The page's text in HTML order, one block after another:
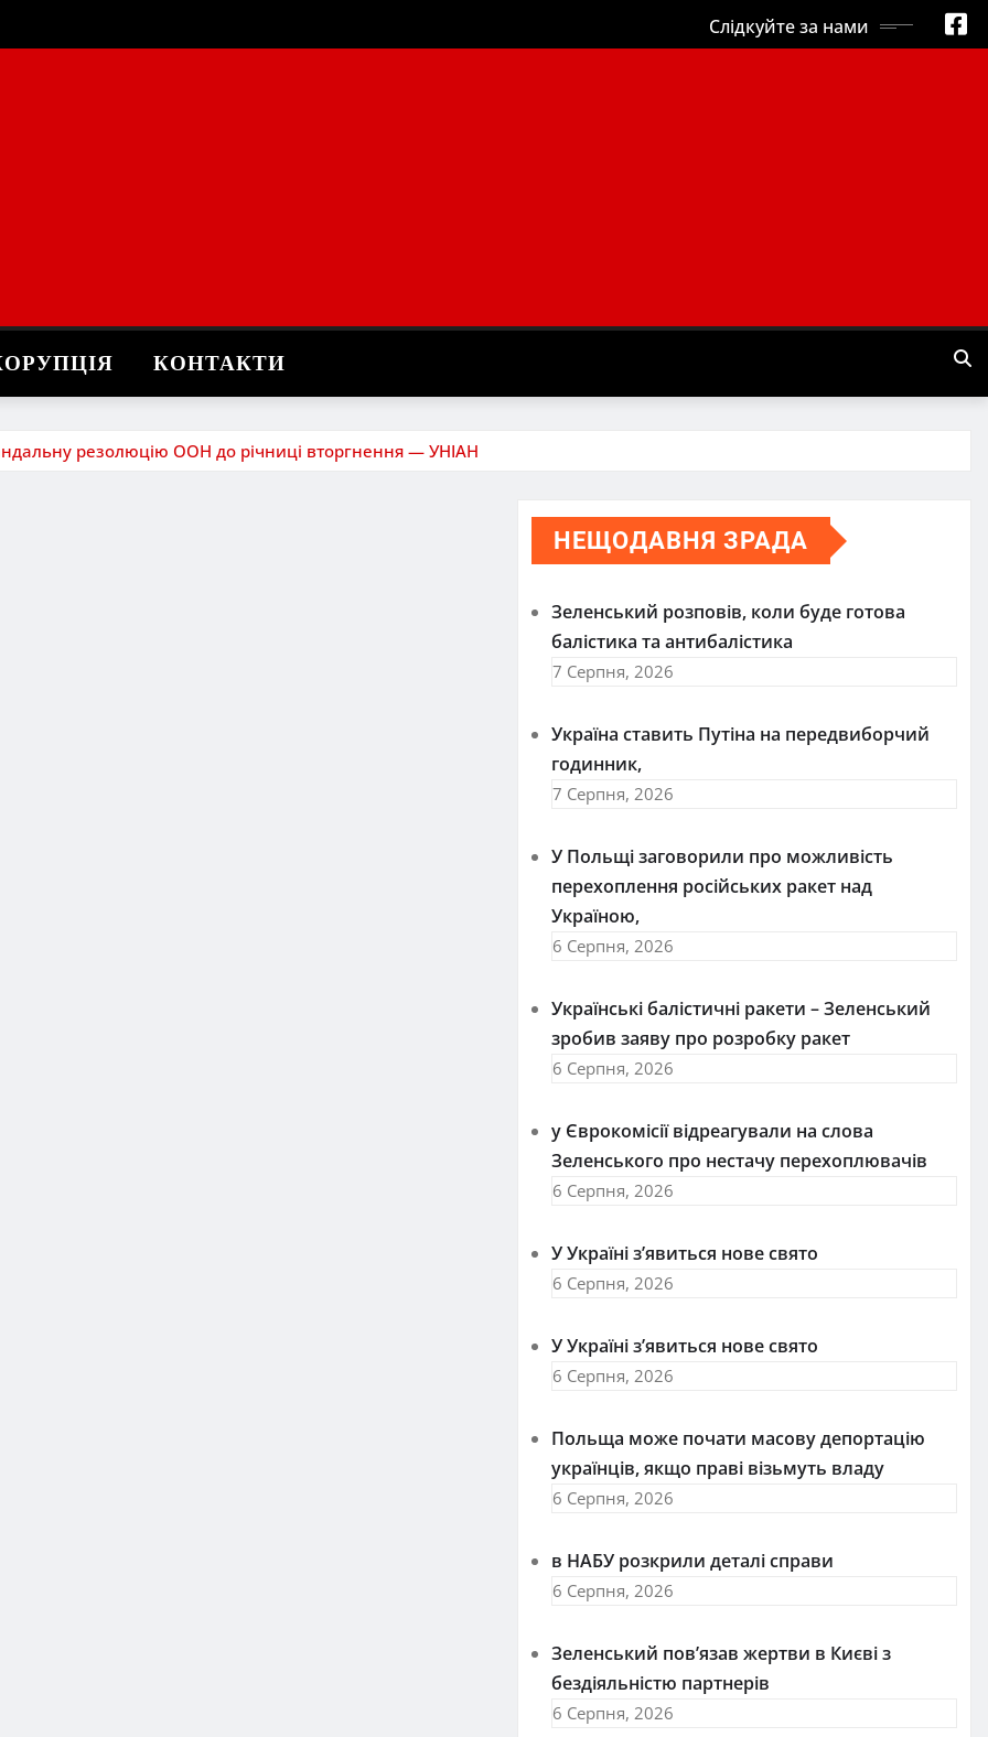
Слідкуйте за нами
КОНТАКТИ
резолюцію ООН до річниці вторгнення — УНІАН
НЕЩОДАВНЯ ЗРАДА
Зеленський розповів, коли буде готова
балістика та антибалістика
7 Серпня, 2026
Україна ставить Путіна на передвиборчий
годинник,
7 Серпня, 2026
У Польщі заговорили про можливість
перехоплення російських ракет над
Україною,
6 Серпня, 2026
Українські балістичні ракети – Зеленський
зробив заяву про розробку ракет
6 Серпня, 2026
у Єврокомісії відреагували на слова
Зеленського про нестачу перехоплювачів
6 Серпня, 2026
У Україні з’явиться нове свято
6 Серпня, 2026
У Україні з’явиться нове свято
6 Серпня, 2026
Польща може почати масову депортацію
українців, якщо праві візьмуть владу
6 Серпня, 2026
в НАБУ розкрили деталі справи
6 Серпня, 2026
Зеленський пов’язав жертви в Києві з
бездіяльністю партнерів
6 Серпня, 2026